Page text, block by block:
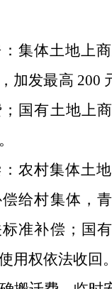
集体土地上
加发最高 200
国有土地上
农村集体土
给村集体，
准补偿；国
用权依法收回。